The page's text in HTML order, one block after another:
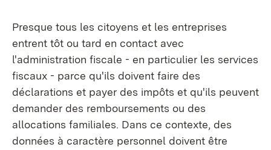
Presque tous les citoyens et les entreprises
entrent tôt ou tard en contact avec
l'administration fiscale - en particulier les services
fiscaux - parce qu'ils doivent faire des
déclarations et payer des impôts et qu'ils peuvent
demander des remboursements ou des
allocations familiales. Dans ce contexte, des
données à caractère personnel doivent être